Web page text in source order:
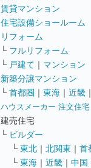
賃貸マンション
住宅設備ショールーム
リフォーム
└ フルリフォーム
└ 戸建て ｜ マンション
新築分譲マンション
└ 首都圏 ｜ 東海 ｜ 近畿 ｜
ハウスメーカー 注文住宅
建売住宅
└ ビルダー
└ 東北 ｜ 北関東 ｜ 首
└ 東海 ｜ 近畿 ｜ 中国